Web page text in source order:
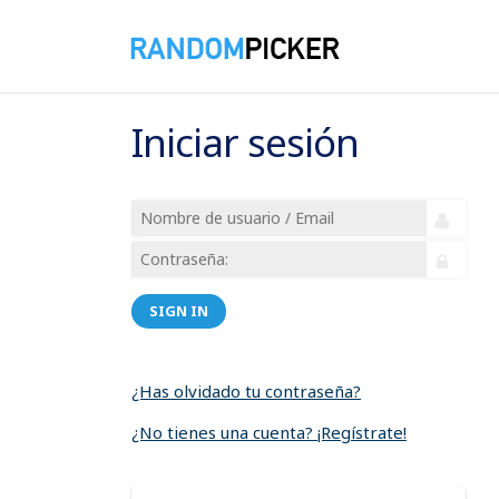
Iniciar sesión
SIGN IN
¿Has olvidado tu contraseña?
¿No tienes una cuenta? ¡Regístrate!